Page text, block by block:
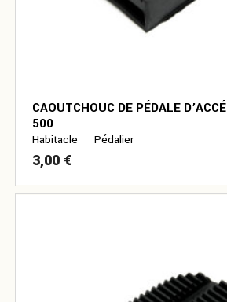
CAOUTCHOUC DE PÉDALE
500
Habitacle Pédalier
3,00 €